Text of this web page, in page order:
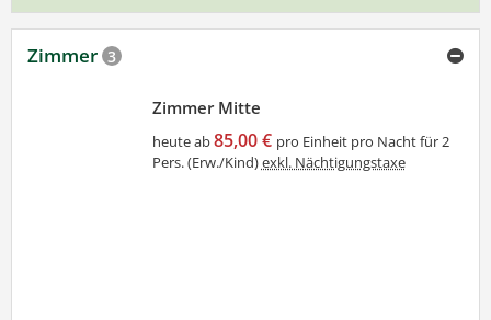
Zimmer 3
Zimmer Mitte
heute ab85,00 € pro Einheit pro Nacht für 2
Pers. (Erw./Kind)exkl. Nächtigungstaxe